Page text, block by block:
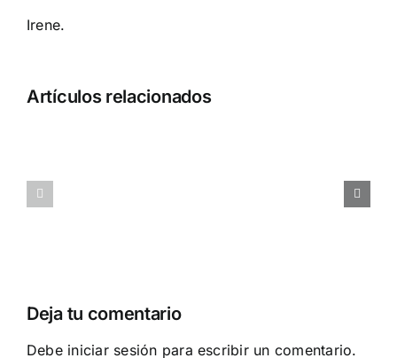
Irene.
Artículos relacionados
Cómo
gestionar
un
equipo
solicitudes
Deja tu comentario
Debe iniciar sesión para escribir un comentario.